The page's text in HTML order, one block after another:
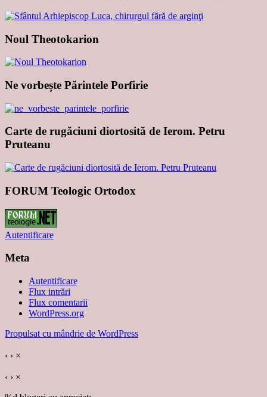
Noul Theotokarion
Ne vorbește Părintele Porfirie
Carte de rugăciuni diortosită de Ierom. Petru
Pruteanu
FORUM Teologic Ortodox
Autentificare
Meta
Autentificare
Flux intrări
Flux comentarii
WordPress.org
Propulsat cu mândrie de WordPress
‹ › ×
‹ › ×